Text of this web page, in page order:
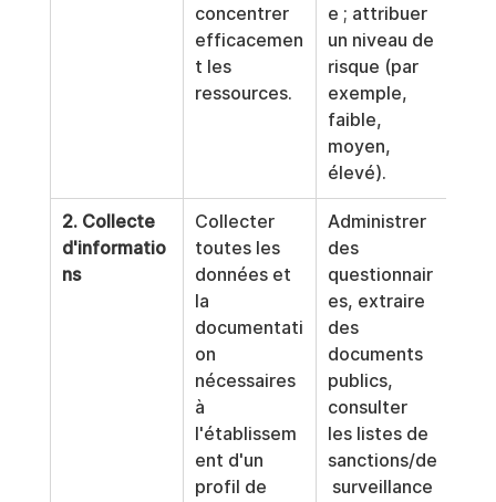
concentrer
efficacemen
t les
ressources.
e ; attribuer
un niveau de
risque (par
exemple,
faible,
moyen,
élevé).
2. Collecte
d'informatio
ns
Collecter
toutes les
données et
la
documentati
on
nécessaires
à
l'établissem
ent d'un
profil de
Administrer
des
questionnair
es, extraire
des
documents
publics,
consulter
les listes de
sanctions/de
surveillance